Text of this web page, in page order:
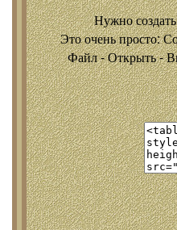
Нужно
Это очень просто:
Файл - Открыть -